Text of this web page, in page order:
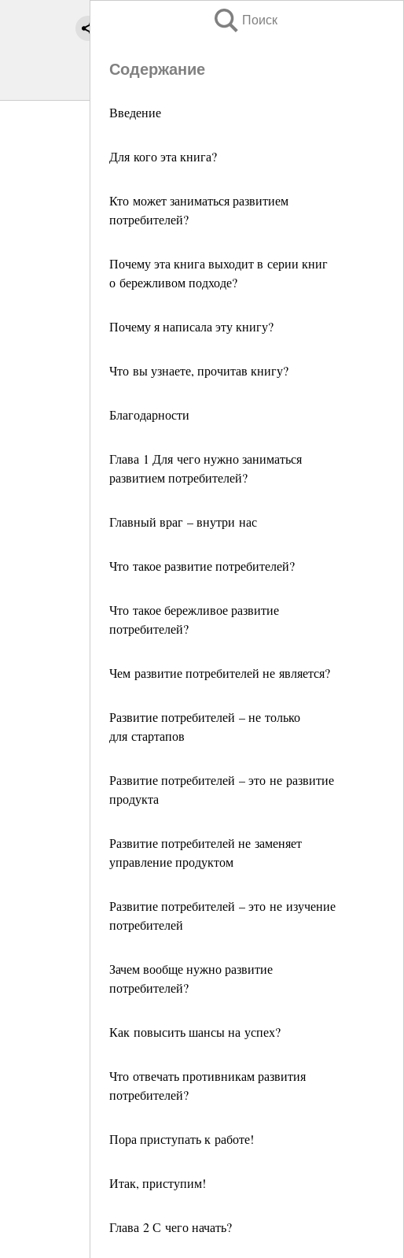
Поиск
Содержание
Введение
Для кого эта книга?
Кто может заниматься развитием
потребителей?
Почему эта книга выходит в серии книг
о бережливом подходе?
Почему я написала эту книгу?
Что вы узнаете, прочитав книгу?
Благодарности
Глава 1 Для чего нужно заниматься
развитием потребителей?
Главный враг – внутри нас
Что такое развитие потребителей?
Что такое бережливое развитие
потребителей?
Чем развитие потребителей не является?
Развитие потребителей – не только
для стартапов
Развитие потребителей – это не развитие
продукта
Развитие потребителей не заменяет
управление продуктом
Развитие потребителей – это не изучение
потребителей
Зачем вообще нужно развитие
потребителей?
Как повысить шансы на успех?
Что отвечать противникам развития
потребителей?
Пора приступать к работе!
Итак, приступим!
Глава 2 С чего начать?